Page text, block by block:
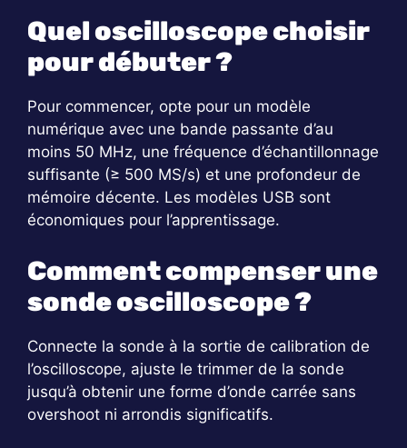
Quel oscilloscope choisir
pour débuter ?
Pour commencer, opte pour un modèle
numérique avec une bande passante d’au
moins 50 MHz, une fréquence d’échantillonnage
suffisante (≥ 500 MS/s) et une profondeur de
mémoire décente. Les modèles USB sont
économiques pour l’apprentissage.
Comment compenser une
sonde oscilloscope ?
Connecte la sonde à la sortie de calibration de
l’oscilloscope, ajuste le trimmer de la sonde
jusqu’à obtenir une forme d’onde carrée sans
overshoot ni arrondis significatifs.